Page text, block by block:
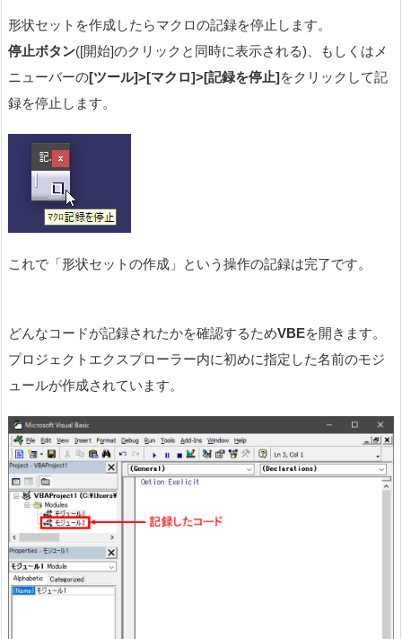
形状セットを作成したらマクロの記録を停止します。
停止ボタン([開始]のクリックと同時に表示される)、もしくはメ
ニューバーの[ツール]>[マクロ]>[記録を停止]をクリックして記
録を停止します。
これで「形状セットの作成」という操作の記録は完了です。
どんなコードが記録されたかを確認するためVBEを開きます。
プロジェクトエクスプローラー内に初めに指定した名前のモジ
ュールが作成されています。